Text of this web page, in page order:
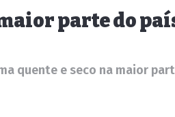
parte do
quente e seco na maior